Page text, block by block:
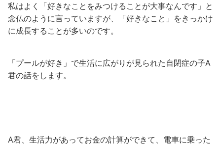
私はよく「好きなことをみつけることが大事なんです」と
念仏のように言っていますが、「好きなこと」をきっかけ
に成長することが多いのです。
「プールが好き」で生活に広がりが見られた自閉症の子A
君の話をします。
A君、生活力があってお金の計算ができて、電車に乗った